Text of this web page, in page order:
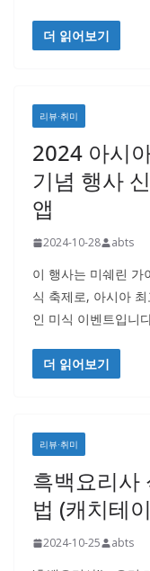
더 읽어보기
리뷰·취미
2024 아시
기념 행사
앱
2024-10-28 abts
이 행사는 미쉐린 가
식 축제로, 아시아
인 미식 이벤트입니
더 읽어보기
리뷰·취미
흑백요리사
법 (캐치테
2024-10-25 abts